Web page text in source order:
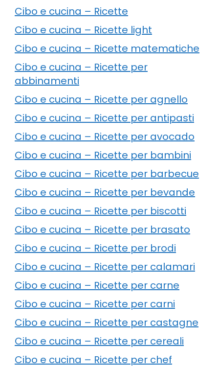
Cibo e cucina – Ricette
Cibo e cucina – Ricette light
Cibo e cucina – Ricette matematiche
Cibo e cucina – Ricette per
abbinamenti
Cibo e cucina – Ricette per agnello
Cibo e cucina – Ricette per antipasti
Cibo e cucina – Ricette per avocado
Cibo e cucina – Ricette per bambini
Cibo e cucina – Ricette per barbecue
Cibo e cucina – Ricette per bevande
Cibo e cucina – Ricette per biscotti
Cibo e cucina – Ricette per brasato
Cibo e cucina – Ricette per brodi
Cibo e cucina – Ricette per calamari
Cibo e cucina – Ricette per carne
Cibo e cucina – Ricette per carni
Cibo e cucina – Ricette per castagne
Cibo e cucina – Ricette per cereali
Cibo e cucina – Ricette per chef